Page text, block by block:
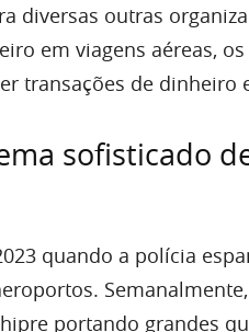
diversas outras
em viagens aéreas,
transações de dinheiro
sofisticado
quando a polícia
portando grandes